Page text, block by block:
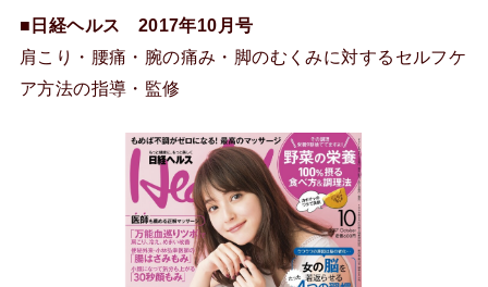
■ 日経ヘルス 2017年10月号
肩こり・腰痛・腕の痛み・脚のむくみに対するセルフケ
ア方法の指導・監修